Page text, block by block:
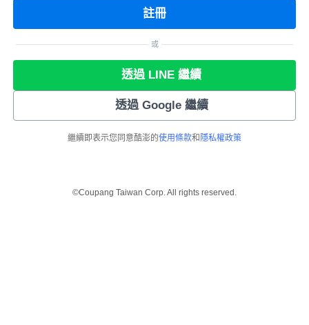
註冊
或
透過 LINE 繼續
透過 Google 繼續
繼續即表示您同意酷澎的使用條款和 隱私權政策
©Coupang Taiwan Corp. All rights reserved.